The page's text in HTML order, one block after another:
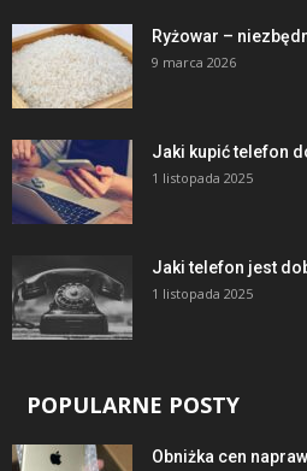
Ryżowar –
9 marca 2026
Jaki kupić telefon
1 listopada 2025
Jaki telefon jest
1 listopada 2025
POPULARNE POSTY
Obniżka cen